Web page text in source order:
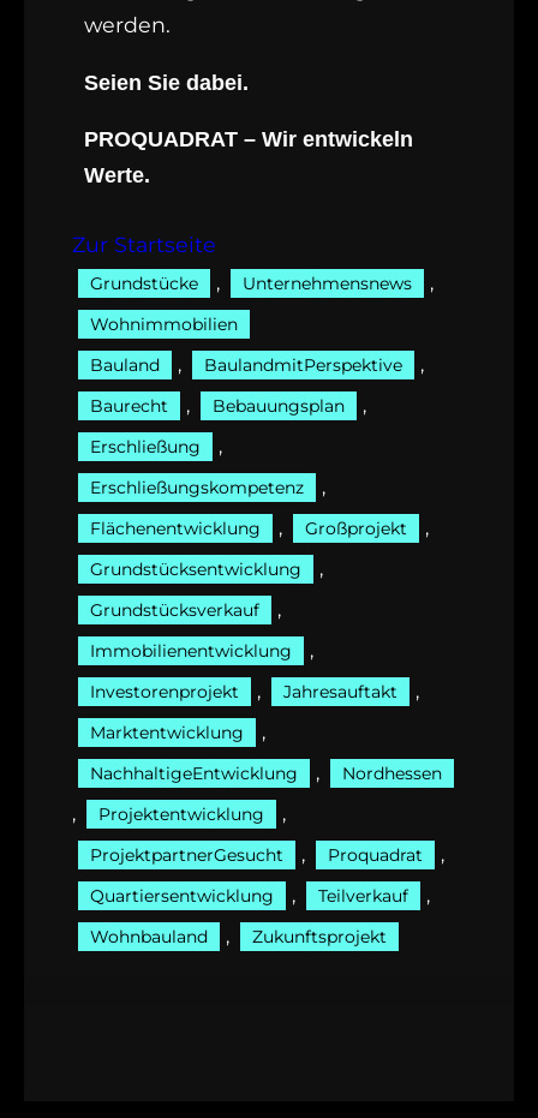
werden.
Seien Sie dabei.
PROQUADRAT – Wir entwickeln
Werte.
Zur Startseite
Grundstücke , Unternehmensnews ,
Wohnimmobilien
Bauland
, BaulandmitPerspektive ,
Baurecht , Bebauungsplan ,
Erschließung ,
Erschließungskompetenz ,
Flächenentwicklung , Großprojekt ,
Grundstücksentwicklung ,
Grundstücksverkauf ,
Immobilienentwicklung ,
Investorenprojekt , Jahresauftakt ,
Marktentwicklung ,
NachhaltigeEntwicklung , Nordhessen
, Projektentwicklung ,
ProjektpartnerGesucht , Proquadrat ,
Quartiersentwicklung , Teilverkauf ,
Wohnbauland , Zukunftsprojekt